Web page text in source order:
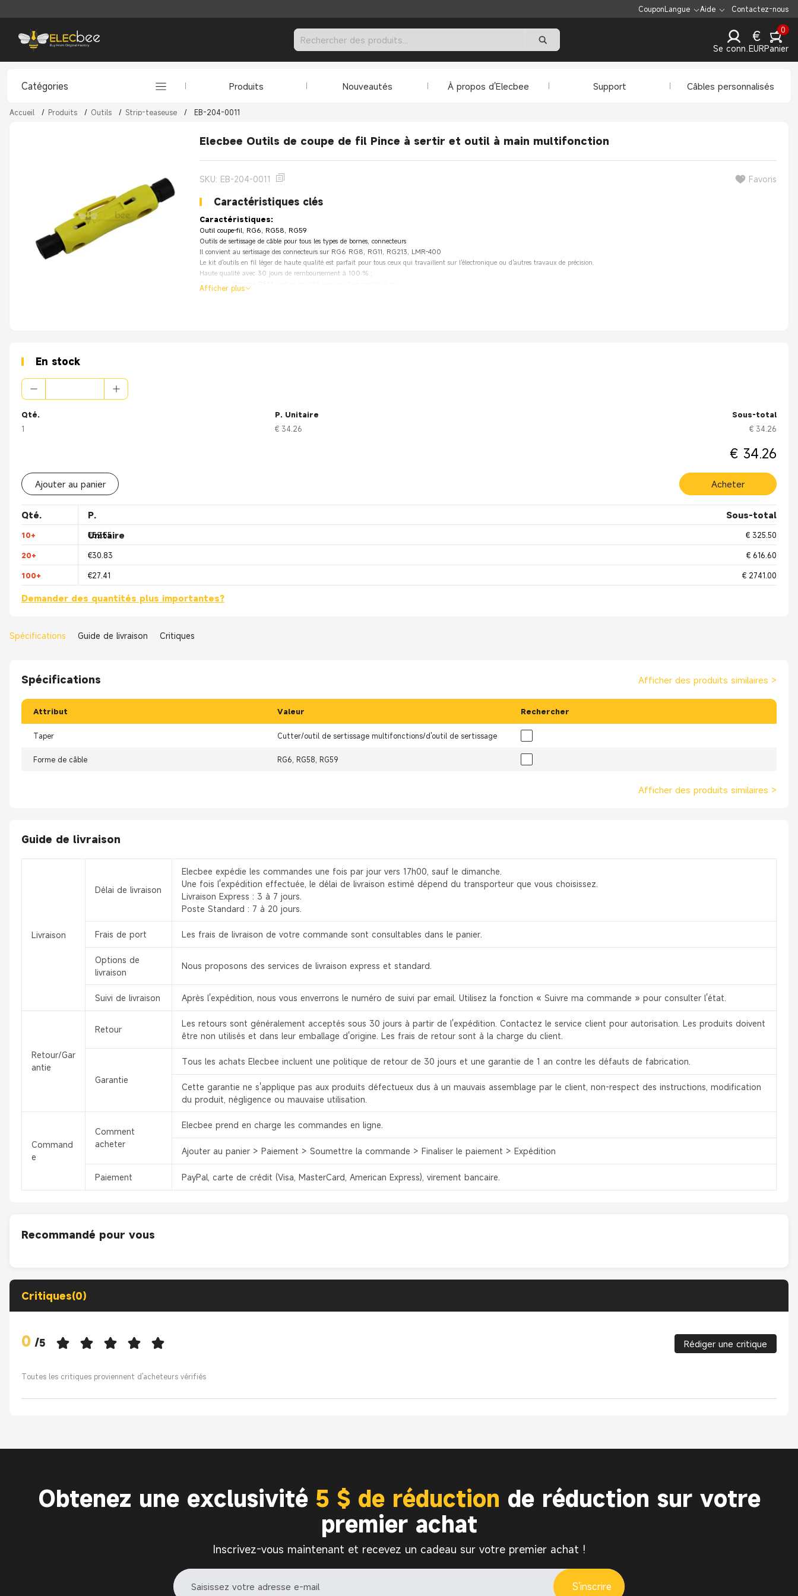
CouponLangue Aide Contactez-nous
Se connecter
€
EUR
0
Panier
Catégories Produits Nouveautés À propos d'Elecbee Support Câbles personnalisés
Accueil / Produits / Outils / Strip-teaseuse / EB-204-0011
Elecbee Outils de coupe de fil Pince à sertir et outil à main multifonction
SKU: EB-204-0011 Favoris
Caractéristiques clés
Caractéristiques:
Outil coupe-fil, RG6, RG58, RG59
Outils de sertissage de câble pour tous les types de bornes, connecteurs
Il convient au sertissage des connecteurs sur RG6 RG8, RG11, RG213, LMR-400
Le kit d'outils en fil léger de haute qualité est parfait pour tous ceux qui travaillent sur l'électronique ou d'autres travaux de précision.
Haute qualité avec 30 jours de remboursement à 100 % ;
De l'usine d'origine OEM, même qualité avec un bien meilleur prix.
De l'usine d'origine OEM, même qualité avec un bien meilleur prix.
Afficher plus
En stock
Qté.
1
P. Unitaire
€ 34.26
Sous-total
€ 34.26
€ 34.26
Ajouter au panier Acheter
Qté.
P.
Unitaire
Sous-total
10+ €32.55 € 325.50
20+ €30.83 € 616.60
100+ €27.41 € 2741.00
Demander des quantités plus importantes?
Spécifications Guide de livraison Critiques
Spécifications Afficher des produits similaires >
Attribut Valeur Rechercher
Taper Cutter/outil de sertissage multifonctions/d'outil de sertissage
Forme de câble RG6, RG58, RG59
Afficher des produits similaires >
Guide de livraison
Livraison
Délai de livraison
Elecbee expédie les commandes une fois par jour vers 17h00, sauf le dimanche.
Une fois l'expédition effectuée, le délai de livraison estimé dépend du transporteur que vous choisissez.
Livraison Express : 3 à 7 jours.
Poste Standard : 7 à 20 jours.
Frais de port Les frais de livraison de votre commande sont consultables dans le panier.
Options de
livraison
Nous proposons des services de livraison express et standard.
Suivi de livraison Après l'expédition, nous vous enverrons le numéro de suivi par email. Utilisez la fonction « Suivre ma commande » pour consulter l'état.
Retour/Gar
antie
Retour
Les retours sont généralement acceptés sous 30 jours à partir de l'expédition. Contactez le service client pour autorisation. Les produits doivent
être non utilisés et dans leur emballage d'origine. Les frais de retour sont à la charge du client.
Garantie
Tous les achats Elecbee incluent une politique de retour de 30 jours et une garantie de 1 an contre les défauts de fabrication.
Cette garantie ne s'applique pas aux produits défectueux dus à un mauvais assemblage par le client, non-respect des instructions, modification
du produit, négligence ou mauvaise utilisation.
Command
e
Comment
acheter
Elecbee prend en charge les commandes en ligne.
Ajouter au panier > Paiement > Soumettre la commande > Finaliser le paiement > Expédition
Paiement PayPal, carte de crédit (Visa, MasterCard, American Express), virement bancaire.
Recommandé pour vous
Critiques(0)
0 /5 Rédiger une critique
Toutes les critiques proviennent d'acheteurs vérifiés
Obtenez une exclusivité 5 $ de réduction de réduction sur votre
premier achat
Inscrivez-vous maintenant et recevez un cadeau sur votre premier achat !
S'inscrire